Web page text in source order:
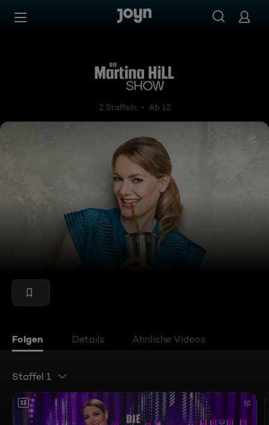
Zum Inhalt springen
Die Martina Hill Show
2 Staffeln Ab 12
Folgen Details Ähnliche Videos
Staffel 1
12